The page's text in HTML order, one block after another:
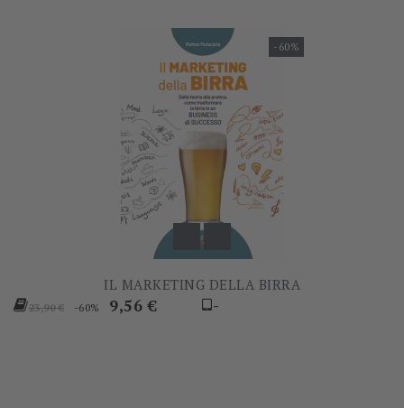
-60%
IL MARKETING DELLA BIRRA
Prezzo
23,90 € -60% Prezzo
9,56 € -